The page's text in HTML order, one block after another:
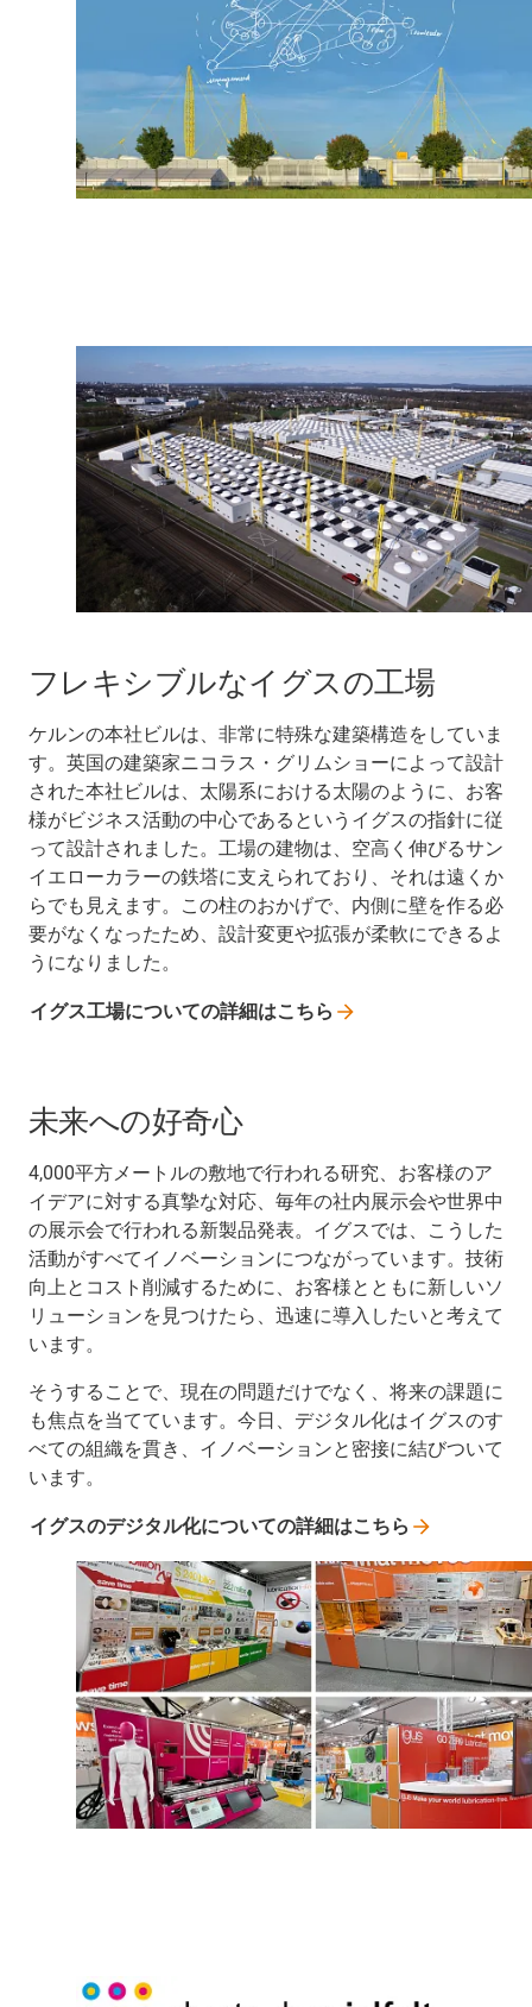
フレキシブルなイグスの工場
ケルンの本社ビルは、非常に特殊な建築構造をしていま
す。英国の建築家ニコラス・グリムショーによって設計
された本社ビルは、太陽系における太陽のように、お客
様がビジネス活動の中心であるというイグスの指針に従
って設計されました。工場の建物は、空高く伸びるサン
イエローカラーの鉄塔に支えられており、それは遠くか
らでも見えます。この柱のおかげで、内側に壁を作る必
要がなくなったため、設計変更や拡張が柔軟にできるよ
うになりました。
イグス工場についての詳細はこちら
未来への好奇心
4,000平方メートルの敷地で行われる研究、お客様のア
イデアに対する真摯な対応、毎年の社内展示会や世界中
の展示会で行われる新製品発表。イグスでは、こうした
活動がすべてイノベーションにつながっています。技術
向上とコスト削減するために、お客様とともに新しいソ
リューションを見つけたら、迅速に導入したいと考えて
います。
そうすることで、現在の問題だけでなく、将来の課題に
も焦点を当てています。今日、デジタル化はイグスのす
べての組織を貫き、イノベーションと密接に結びついて
います。
イグスのデジタル化についての詳細はこちら